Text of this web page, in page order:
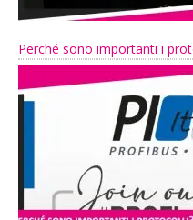
Perché sono importanti i